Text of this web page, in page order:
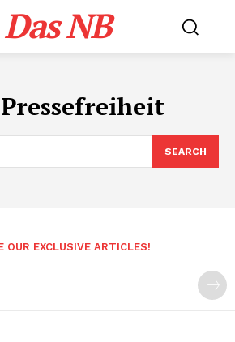
Das NB
Pressefreiheit
SEARCH
OUR EXCLUSIVE ARTICLES!